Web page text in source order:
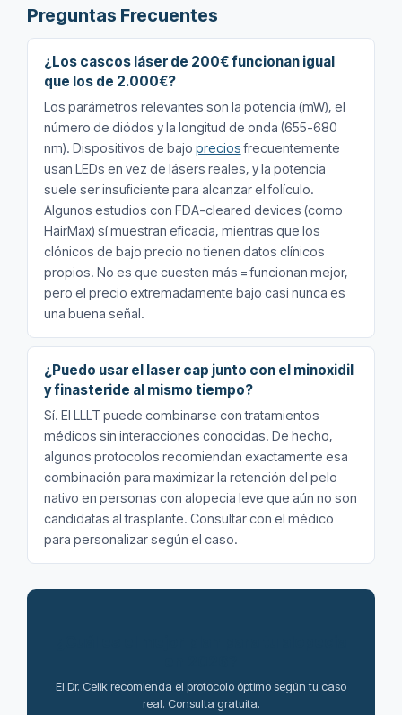
Preguntas Frecuentes
¿Los cascos láser de 200€ funcionan igual
que los de 2.000€?
Los parámetros relevantes son la potencia (mW), el
número de diódos y la longitud de onda (655-680
nm). Dispositivos de bajo preciosfrecuentemente
usan LEDs en vez de lásers reales, y la potencia
suele ser insuficiente para alcanzar el folículo.
Algunos estudios con FDA-cleared devices (como
HairMax) sí muestran eficacia, mientras que los
clónicos de bajo precio no tienen datos clínicos
propios. No es que cuesten más = funcionan mejor,
pero el precio extremadamente bajo casi nunca es
una buena señal.
¿Puedo usar el laser cap junto con el minoxidil
y finasteride al mismo tiempo?
Sí. El LLLT puede combinarse con tratamientos
médicos sin interacciones conocidas. De hecho,
algunos protocolos recomiendan exactamente esa
combinación para maximizar la retención del pelo
nativo en personas con alopecia leve que aún no son
candidatas al trasplante. Consultar con el médico
para personalizar según el caso.
El Dr. Celik recomienda el protocolo óptimo según tu caso
real. Consulta gratuita.